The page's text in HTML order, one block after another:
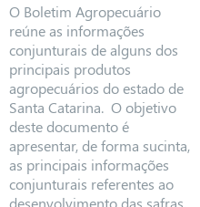
O Boletim Agropecuário
reúne as informações
conjunturais de alguns dos
principais produtos
agropecuários do estado de
Santa Catarina. O objetivo
deste documento é
apresentar, de forma sucinta,
as principais informações
conjunturais referentes ao
desenvolvimento das safras,